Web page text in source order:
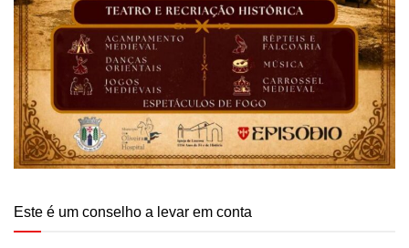
Este é um conselho a levar em conta